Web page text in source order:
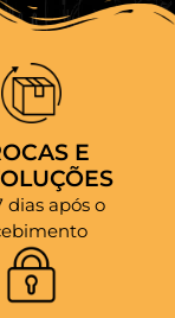
E
dias após o